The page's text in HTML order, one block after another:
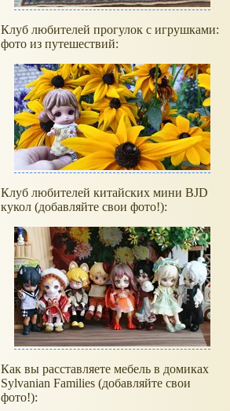
Клуб любителей прогулок с игрушками:
фото из путешествий:
Клуб любителей китайских мини BJD
кукол (добавляйте свои фото!):
Как вы расставляете мебель в домиках
Sylvanian Families (добавляйте свои
фото!):